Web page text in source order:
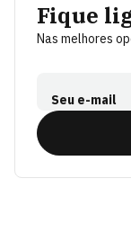
Fique
Nas melhores
Seu e-mail